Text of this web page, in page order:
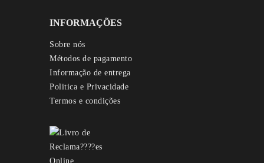
INFORMAÇÕES
Sobre nós
Métodos de pagamento
Informação de entrega
Politica e Privacidade
Termos e condições